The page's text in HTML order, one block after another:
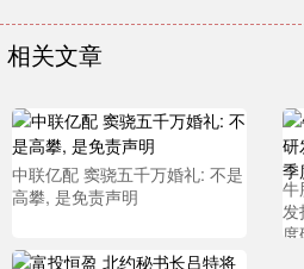
相关文章
中联亿配 窦骁五千万婚礼: 不是
高攀, 是免责声明
牛